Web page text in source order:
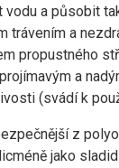
vodu a působit
trávením a
propustného
a
(svádí k
z
jako